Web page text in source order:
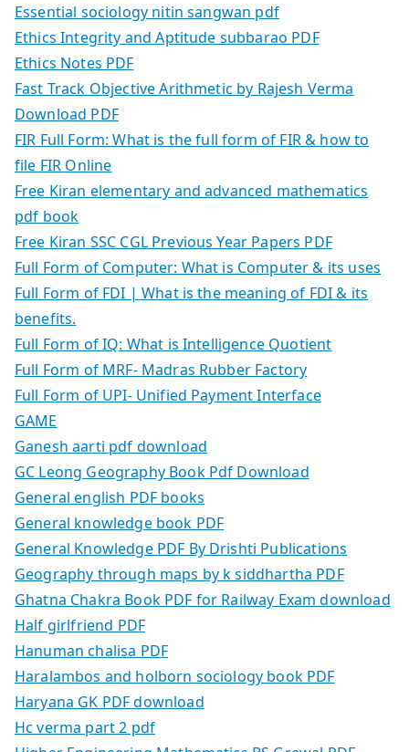
Essential sociology nitin sangwan pdf
Ethics Integrity and Aptitude subbarao PDF
Ethics Notes PDF
Fast Track Objective Arithmetic by Rajesh Verma
Download PDF
FIR Full Form: What is the full form of FIR & how to
file FIR Online
Free Kiran elementary and advanced mathematics
pdf book
Free Kiran SSC CGL Previous Year Papers PDF
Full Form of Computer: What is Computer & its uses
Full Form of FDI | What is the meaning of FDI & its
benefits.
Full Form of IQ: What is Intelligence Quotient
Full Form of MRF- Madras Rubber Factory
Full Form of UPI- Unified Payment Interface
GAME
Ganesh aarti pdf download
GC Leong Geography Book Pdf Download
General english PDF books
General knowledge book PDF
General Knowledge PDF By Drishti Publications
Geography through maps by k siddhartha PDF
Ghatna Chakra Book PDF for Railway Exam download
Half girlfriend PDF
Hanuman chalisa PDF
Haralambos and holborn sociology book PDF
Haryana GK PDF download
Hc verma part 2 pdf